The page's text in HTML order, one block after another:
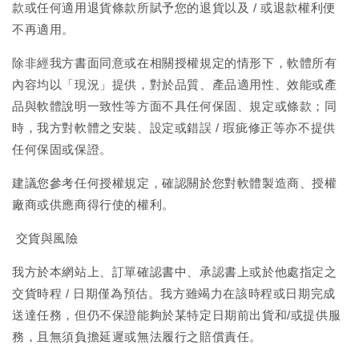
款或任何適用退貨條款所賦予您的退貨以及 / 或退款權利便
不再適用。
除非經我方書面同意或在相關授權規定的情形下，軟體所有
內容均以「現況」提供，對於品質、產品適用性、效能或產
品與軟體說明一致性等方面不具任何保固、規定或條款；同
時，我方對軟體之安裝、設定或錯誤 / 瑕疵修正等亦不提供
任何保固或保證。
建議您參考任何授權規定，確認關於您對軟體製造商、授權
廠商或供應商得行使的權利。
交貨與風險
我方於本網站上、訂單確認書中、承認書上或於他處指定之
交貨時程 / 日期僅為預估。我方雖竭力在該時程或日期完成
送達任務，但仍不保證能夠於某特定日期前出貨和/或提供服
務，且無須負擔延遲或無法履行之賠償責任。